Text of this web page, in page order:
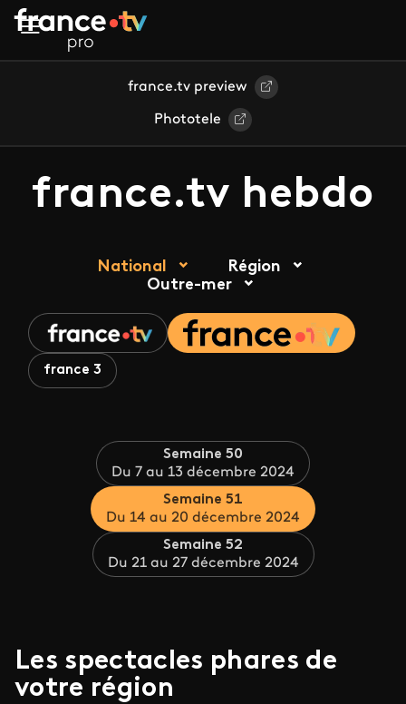
Aller au contenu principal
france.tv preview
Phototele
france.tv hebdo
National
Région
Outre-mer
france 3
Semaine 50
Du 7 au 13 décembre 2024
Semaine 51
Du 14 au 20 décembre 2024
Semaine 52
Du 21 au 27 décembre 2024
Les spectacles phares de
votre région